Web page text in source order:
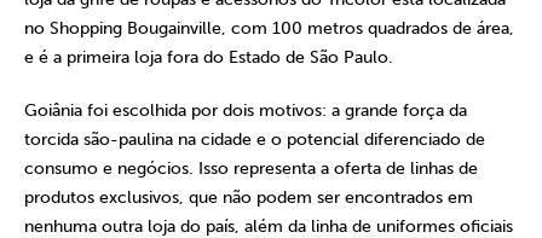
no Shopping Bougainville, com 100 metros quadrados de área,
e é a primeira loja fora do Estado de São Paulo.
Goiânia foi escolhida por dois motivos: a grande força da
torcida são-paulina na cidade e o potencial diferenciado de
consumo e negócios. Isso representa a oferta de linhas de
produtos exclusivos, que não podem ser encontrados em
nenhuma outra loja do país, além da linha de uniformes oficiais